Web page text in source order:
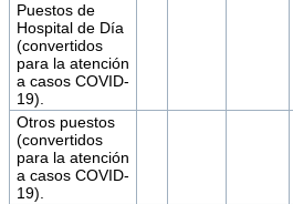
Puestos de
Hospital de Día
(convertidos
para la atención
a casos COVID-
19).
Otros puestos
(convertidos
para la atención
a casos COVID-
19).